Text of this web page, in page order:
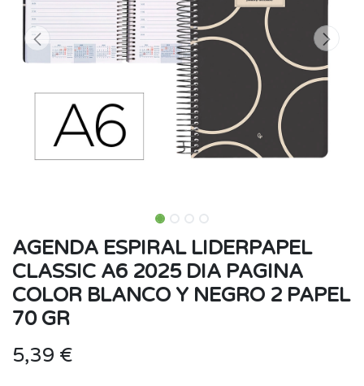
AGENDA ESPIRAL LIDERPAPEL
CLASSIC A6 2025 DIA PAGINA
COLOR BLANCO Y NEGRO 2 PAPEL
70 GR
5,39 €